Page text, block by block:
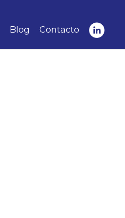
Blog Contacto